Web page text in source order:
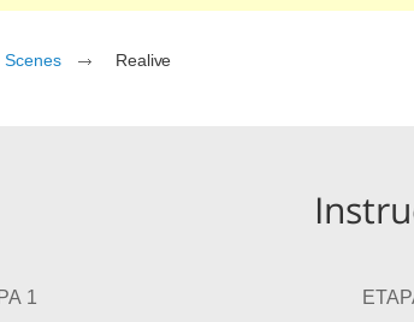
Scenes Realive
1